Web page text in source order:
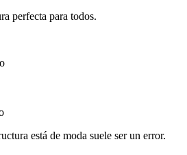
perfecta para todos.
está de moda suele ser un error.